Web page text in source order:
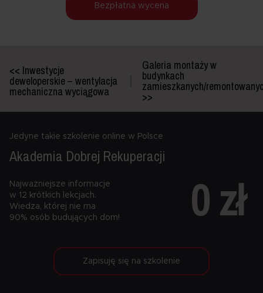
Bezpłatna wycena
<< Inwestycje
deweloperskie – wentylacja
mechaniczna wyciągowa
Galeria montaży w
budynkach
zamieszkanych/
>>
Jedyne takie szkolenie online w Polsce
Akademia Dobrej Rekuperacji
Najważniejsze informacje
w 12 krótkich lekcjach.
Wiedza, której nie ma
90% osób budujących dom!
0 zł
Zapisuję się na szkolenie